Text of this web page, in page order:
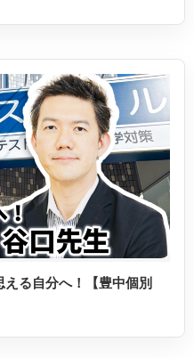
る自分へ！【豊中個別